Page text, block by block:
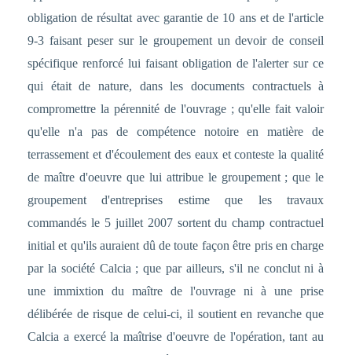
obligation de résultat avec garantie de 10 ans et de l'article
9-3 faisant peser sur le groupement un devoir de conseil
spécifique renforcé lui faisant obligation de l'alerter sur ce
qui était de nature, dans les documents contractuels à
compromettre la pérennité de l'ouvrage ; qu'elle fait valoir
qu'elle n'a pas de compétence notoire en matière de
terrassement et d'écoulement des eaux et conteste la qualité
de maître d'oeuvre que lui attribue le groupement ; que le
groupement d'entreprises estime que les travaux
commandés le 5 juillet 2007 sortent du champ contractuel
initial et qu'ils auraient dû de toute façon être pris en charge
par la société Calcia ; que par ailleurs, s'il ne conclut ni à
une immixtion du maître de l'ouvrage ni à une prise
délibérée de risque de celui-ci, il soutient en revanche que
Calcia a exercé la maîtrise d'oeuvre de l'opération, tant au